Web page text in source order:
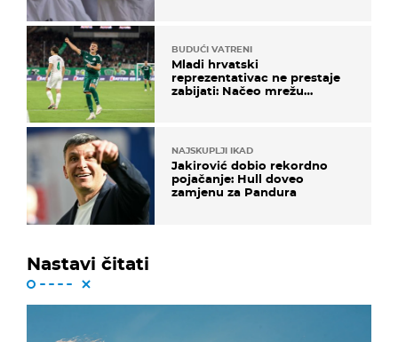
BUDUĆI VATRENI
Mladi hrvatski
reprezentativac ne prestaje
zabijati: Načeo mrežu
NAJSKUPLJI IKAD
Jakirović dobio rekordno
pojačanje: Hull doveo
zamjenu za Pandura
Nastavi čitati